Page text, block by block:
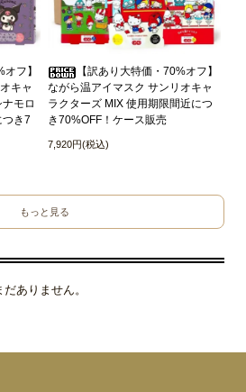
フ】
キャ
モロ
つき7
【訳あり大特価・70%オフ】
ながら温アイマスク サンリオキャ
ラクターズ MIX 使用期限間近につ
き70%OFF！ケース販売
7,920円(税込)
もっと見る
ありません。